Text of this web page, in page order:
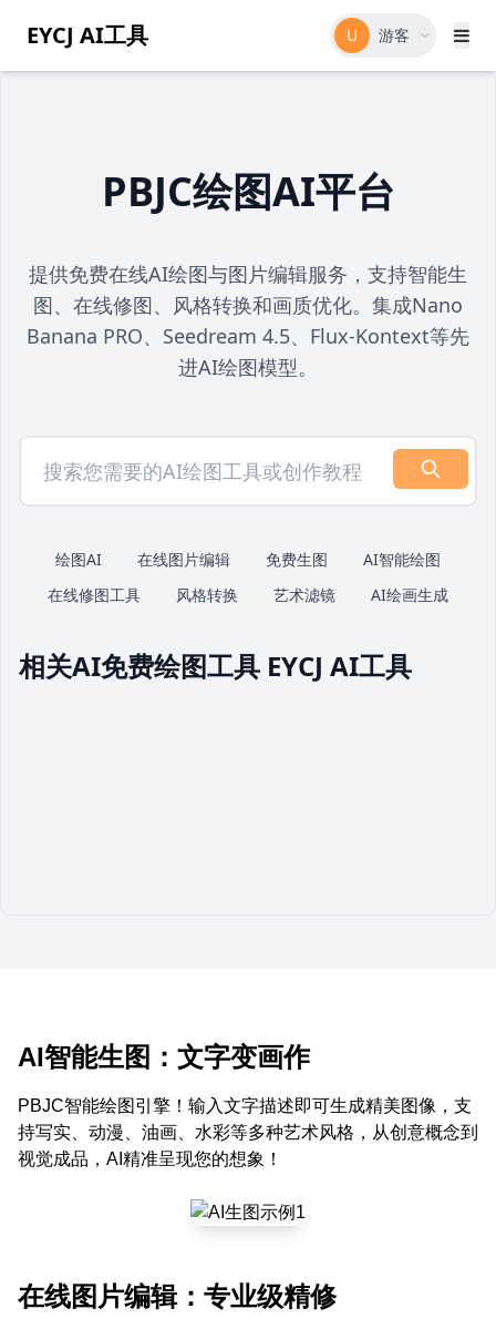
EYCJ AI工具 U 游客
PBJC绘图AI平台
提供免费在线AI绘图与图片编辑服务，支持智能生
图、在线修图、风格转换和画质优化。集成Nano
Banana PRO、Seedream 4.5、Flux-Kontext等先
进AI绘图模型。
绘图AI 在线图片编辑 免费生图
AI智能绘图
在线修图工具
风格转换 艺术滤镜 AI绘画生成
相关AI免费绘图工具 EYCJ AI工具
AI智能生图：文字变画作
PBJC智能绘图引擎！输入文字描述即可生成精美图像，支
持写实、动漫、油画、水彩等多种艺术风格，从创意概念到
视觉成品，AI精准呈现您的想象！
在线图片编辑：专业级精修